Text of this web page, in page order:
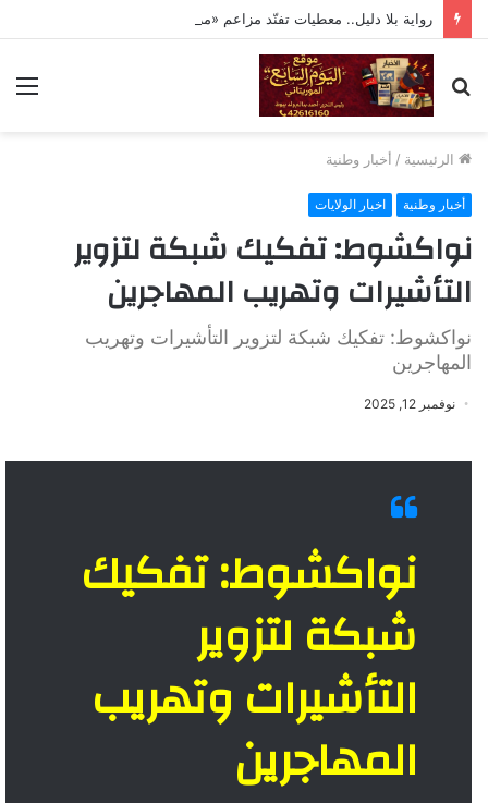
رواية بلا دليل.. معطيات تفنّد مزاعم «مراقبة» تحركات ولد حدمين
بحث
عن
الرئيسية / أخبار وطنية
أخبار وطنية اخبار الولايات
نواكشوط: تفكيك شبكة لتزوير
التأشيرات وتهريب المهاجرين
نواكشوط: تفكيك شبكة لتزوير التأشيرات وتهريب
المهاجرين
نوفمبر 12, 2025
نواكشوط: تفكيك
شبكة لتزوير
التأشيرات وتهريب
المهاجرين